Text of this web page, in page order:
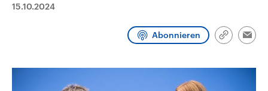
Landtag. Seit 2021 wird das
Wahlprogramme, aktuelle Berichte
aktuelle Weltgeschehen.
Audio-Archiv
15.10.2024
Abonnieren
Link